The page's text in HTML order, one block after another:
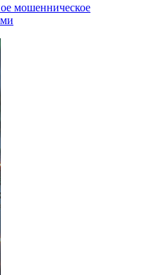
мошенническое